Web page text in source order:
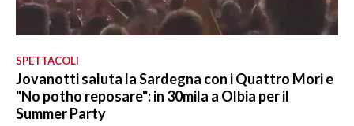
SPETTACOLI
Jovanotti saluta la Sardegna con i Quattro Mori e
"No potho reposare": in 30mila a Olbia per il
Summer Party